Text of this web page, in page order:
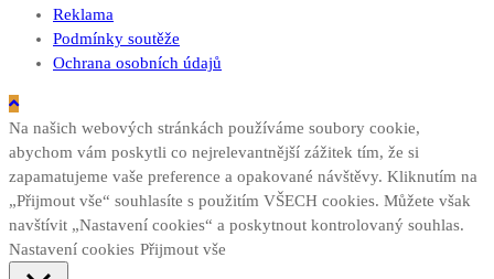
Reklama
Podmínky soutěže
Ochrana osobních údajů
Na našich webových stránkách používáme soubory cookie,
abychom vám poskytli co nejrelevantnější zážitek tím, že si
zapamatujeme vaše preference a opakované návštěvy. Kliknutím na
„Přijmout vše“ souhlasíte s použitím VŠECH cookies. Můžete však
navštívit „Nastavení cookies“ a poskytnout kontrolovaný souhlas.
Nastavení cookies Přijmout vše